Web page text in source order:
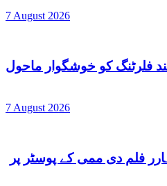
7 August 2026
فلرٹنگ کو خوشگوار ماحول
7 August 2026
فلم دی ممی کے پوسٹر پر